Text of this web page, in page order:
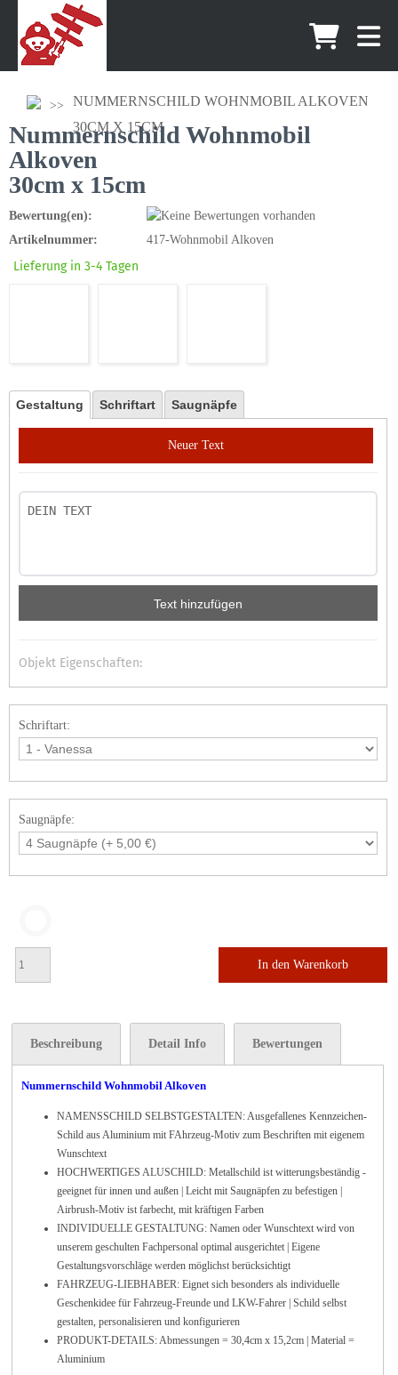
NUMMERNSCHILD WOHNMOBIL ALKOVEN
30CM X 15CM
Nummernschild Wohnmobil
Alkoven
30cm x 15cm
Bewertung(en):
Artikelnummer:
417-Wohnmobil Alkoven
Lieferung in 3-4 Tagen
Gestaltung Schriftart Saugnäpfe
Neuer Text
Text hinzufügen
Objekt Eigenschaften:
Schriftart:
Saugnäpfe:
In den Warenkorb
Beschreibung Detail Info Bewertungen
Nummernschild Wohnmobil Alkoven
NAMENSSCHILD SELBSTGESTALTEN: Ausgefallenes Kennzeichen-
Schild aus Aluminium mit FAhrzeug-Motiv zum Beschriften mit eigenem
Wunschtext
HOCHWERTIGES ALUSCHILD: Metallschild ist witterungsbeständig -
geeignet für innen und außen | Leicht mit Saugnäpfen zu befestigen |
Airbrush-Motiv ist farbecht, mit kräftigen Farben
INDIVIDUELLE GESTALTUNG: Namen oder Wunschtext wird von
unserem geschulten Fachpersonal optimal ausgerichtet | Eigene
Gestaltungsvorschläge werden möglichst berücksichtigt
FAHRZEUG-LIEBHABER: Eignet sich besonders als individuelle
Geschenkidee für Fahrzeug-Freunde und LKW-Fahrer | Schild selbst
gestalten, personalisieren und konfigurieren
PRODUKT-DETAILS: Abmessungen = 30,4cm x 15,2cm | Material =
Aluminium